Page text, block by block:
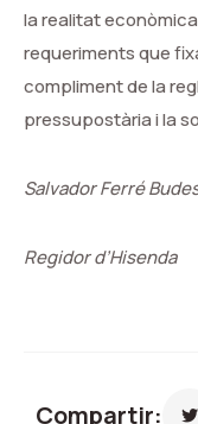
la realitat
requeriments que
compliment de la
pressupostària i la
Salvador Ferré
Regidor d’Hisenda
Compartir: